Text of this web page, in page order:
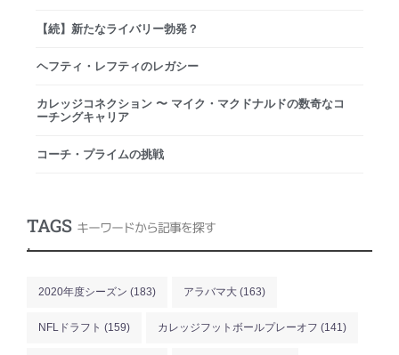
【続】新たなライバリー勃発？
ヘフティ・レフティのレガシー
カレッジコネクション 〜 マイク・マクドナルドの数奇なコ
ーチングキャリア
コーチ・プライムの挑戦
TAGS キーワードから記事を探す
.
2020年度シーズン (183) アラバマ大 (163)
NFLドラフト (159) カレッジフットボールプレーオフ (141)